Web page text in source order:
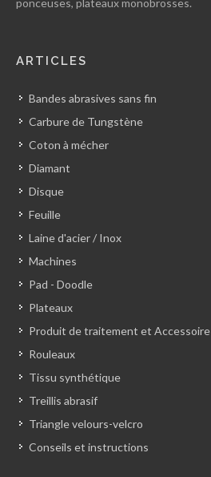
ponceuses, plateaux monobrosses.
ARTICLES
Bandes abrasives sans fin
Carbure de Tungstène
Coton à mécher
Diamant
Disque
Feuille
Laine d'acier / Inox
Machines
Pad - Doodle
Plateaux
Produit de traitement et Accessoire
Rouleaux
Tissu synthétique
Treillis abrasif
Triangle velours-velcro
Conseils et instructions